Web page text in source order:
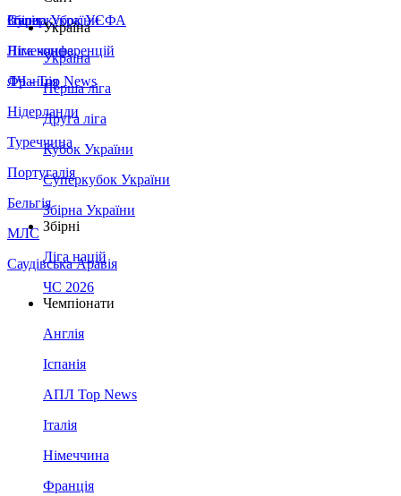
Збірна України
Італія
Німеччина
Франція
Нідерланди
Туреччина
Португалія
Бельгія
МЛС
Саудівська Аравія
Суперкубок УЄФА
Ліга конференцій
ЛЧ - Top News
Україна
Україна
Перша ліга
Друга ліга
Кубок України
Суперкубок України
Збірна України
Збірні
Ліга націй
ЧС 2026
Чемпіонати
Англія
Іспанія
АПЛ Top News
Італія
Німеччина
Франція